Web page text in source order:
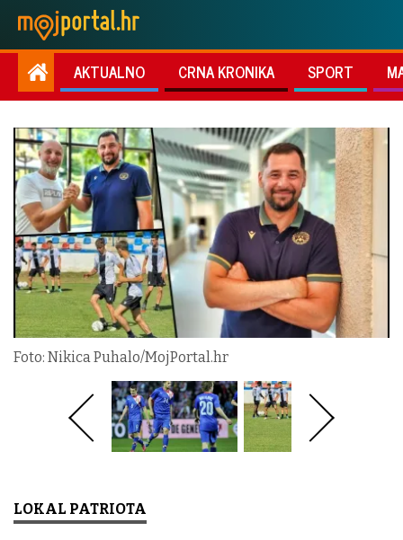
AKTUALNO CRNA KRONIKA SPORT
Foto: Nikica Puhalo/MojPortal.hr
LOKAL PATRIOTA